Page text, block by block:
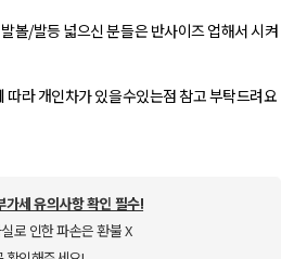
볼/발등 넓으신 분들은 반사이즈 업해서 시켜
라 개인차가 있을수있는점 참고 부탁드려요
가세 유의사항 확인 필수!
로 인한 파손은 환불 X